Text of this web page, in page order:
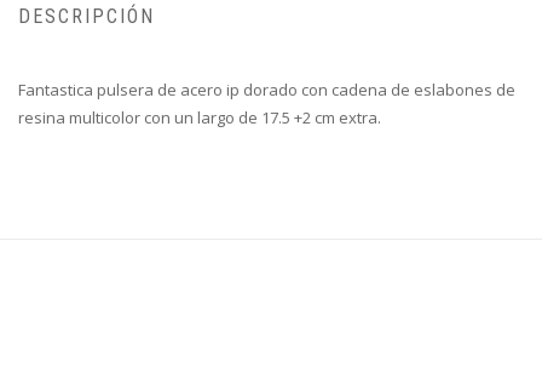
DESCRIPCIÓN
Fantastica pulsera de acero ip dorado con cadena de eslabones de
resina multicolor con un largo de 17.5 +2 cm extra.